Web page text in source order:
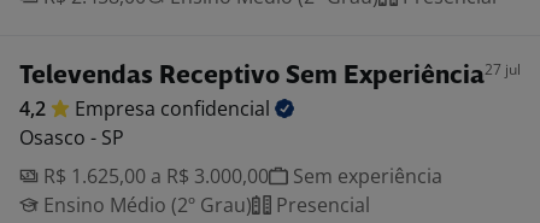
Televendas Receptivo Sem Experiência27 jul
4,2 Empresa confidencial
Osasco - SP
R$ 1.625,00 a R$ 3.000,00
Sem experiência
Ensino Médio (2º Grau)
Presencial